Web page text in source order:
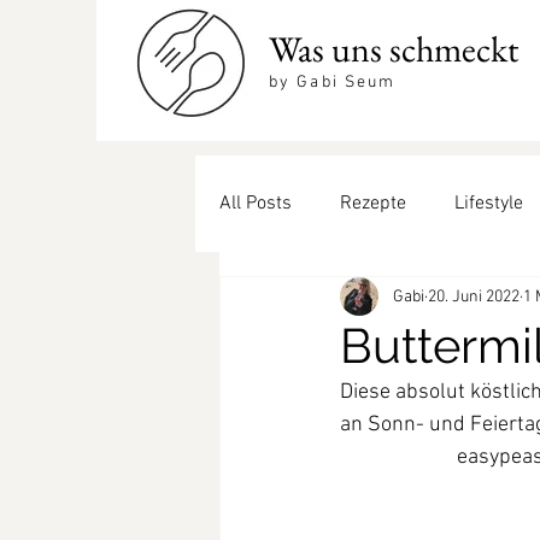
Was uns schmeckt
by Gabi Seum
All Posts Rezepte Lifestyle
coole Drinks
Gabi 20. Juni 2022 1
Diese absolut
an Sonn- und